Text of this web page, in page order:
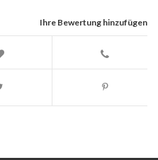
Ihre Bewertung hinzufügen